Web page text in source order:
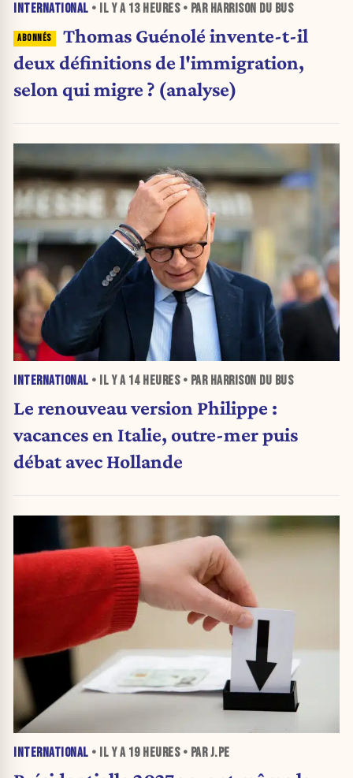
INTERNATIONAL • IL Y A 13 HEURES• PAR HARRISON DU BUS
Thomas Guénolé invente-t-il
deux définitions de l'immigration,
selon qui migre ? (analyse)
INTERNATIONAL • IL Y A 14 HEURES• PAR HARRISON DU BUS
Le renouveau version Philippe :
vacances en Italie, outre-mer puis
débat avec Hollande
INTERNATIONAL • IL Y A 19 HEURES• PAR J.PE